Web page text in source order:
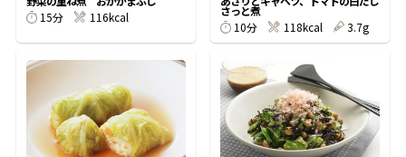
ストレートつゆ
だし巻き卵特集
かつおだしが決め手！簡単茶碗蒸し
15分
116kcal
さっと煮
10分
118kcal 3.7g